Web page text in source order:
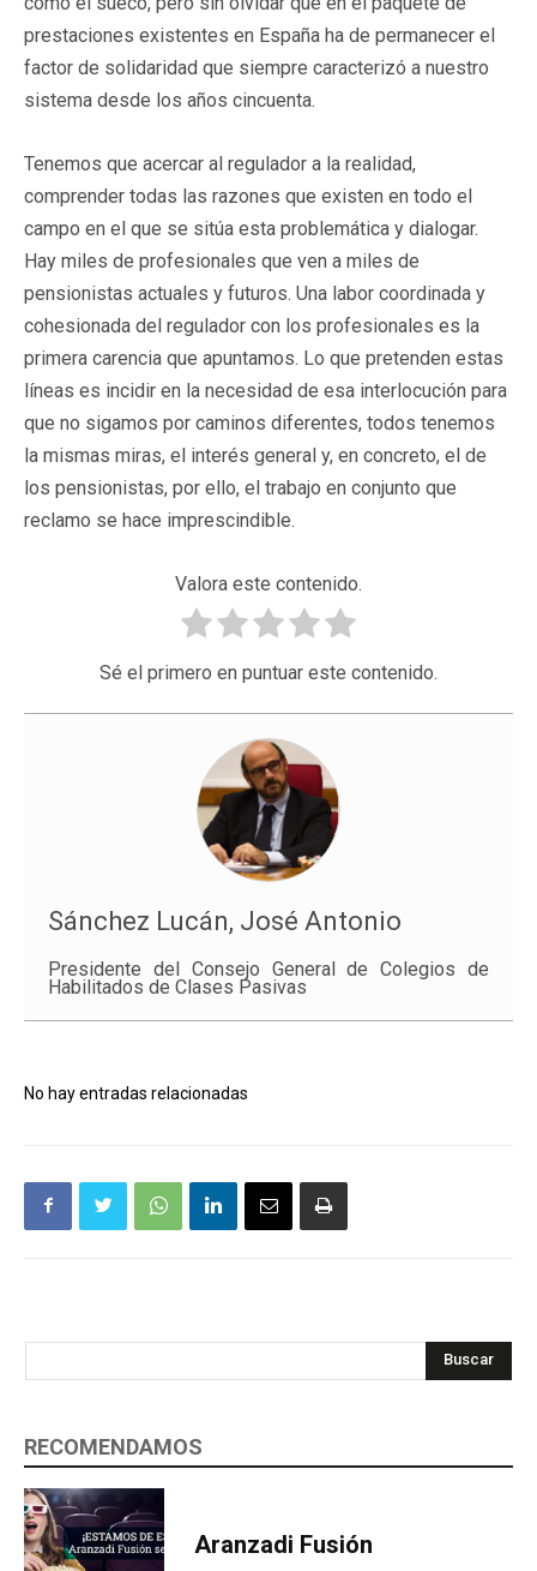
prestaciones existentes en España ha de permanecer el
factor de solidaridad que siempre caracterizó a nuestro
sistema desde los años cincuenta.
Tenemos que acercar al regulador a la realidad,
comprender todas las razones que existen en todo el
campo en el que se sitúa esta problemática y dialogar.
Hay miles de profesionales que ven a miles de
pensionistas actuales y futuros. Una labor coordinada y
cohesionada del regulador con los profesionales es la
primera carencia que apuntamos. Lo que pretenden estas
líneas es incidir en la necesidad de esa interlocución para
que no sigamos por caminos diferentes, todos tenemos
la mismas miras, el interés general y, en concreto, el de
los pensionistas, por ello, el trabajo en conjunto que
reclamo se hace imprescindible.
Valora este contenido.
Sé el primero en puntuar este contenido.
Sánchez Lucán, José Antonio
Presidente del Consejo General de Colegios de
Habilitados de Clases Pasivas
No hay entradas relacionadas
Buscar
RECOMENDAMOS
Aranzadi Fusión